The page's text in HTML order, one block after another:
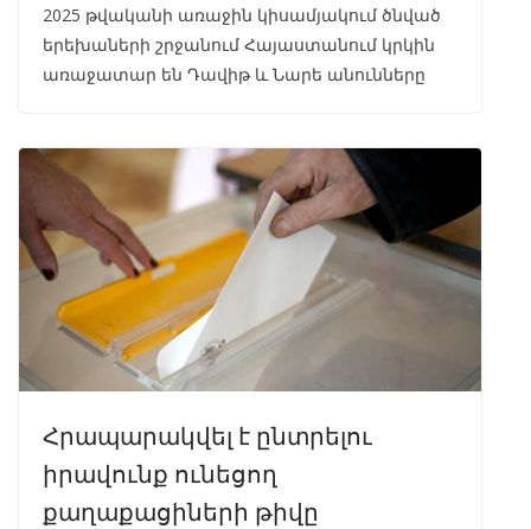
2025 թվականի առաջին կիսամյակում ծնված
երեխաների շրջանում Հայաստանում կրկին
առաջատար են Դավիթ և Նարե անունները
Հրապարակվել է ընտրելու
իրավունք ունեցող
քաղաքացիների թիվը